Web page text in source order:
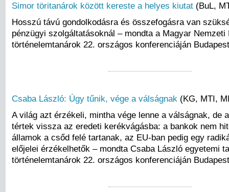
Simor töritanárok között kereste a helyes kiutat (BuL,
Hosszú távú gondolkodásra és összefogásra van
pénzügyi szolgáltatásoknál – mondta a Magyar Nemzeti
történelemtanárok 22. országos konferenciáján
Csaba László: Úgy tűnik, vége a válságnak (KG, MTI,
A világ azt érzékeli, mintha vége lenne a válságnak, de
tértek vissza az eredeti kerékvágásba: a bankok nem
államok a csőd felé tartanak, az EU-ban pedig egy
előjelei érzékelhetők – mondta Csaba László egyetemi
történelemtanárok 22. országos konferenciáján